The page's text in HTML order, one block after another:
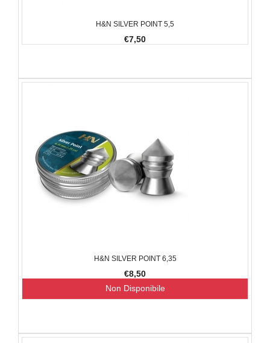
H&N SILVER POINT 5,5
€7,50
H&N SILVER POINT 6,35
€8,50
Non Disponibile